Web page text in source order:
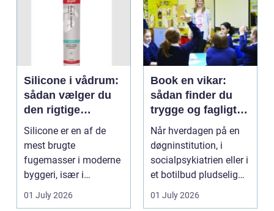
Silicone i vådrum:
sådan vælger du
den rigtige
fugemasse
Silicone er en af de
mest brugte
fugemasser i moderne
byggeri, især i
badeværelser,
køkkener og andr...
01 July 2026
Book en vikar:
sådan finder du
trygge og fagligt
stærke løsninger
Når hverdagen på en
døgninstitution, i
socialpsykiatrien eller i
et botilbud pludselig
ændrer sig, k...
01 July 2026